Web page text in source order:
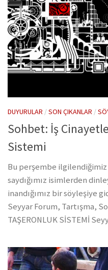
DUYURULAR /SON ÇIKANLAR /
Sohbet: İş
Sistemi
Bu perşembe
saydığımız isimlerden
inandığımız bir söyleşiye
Seyyar Forum, Tartışma,
TAŞERONLUK SİSTEMİ